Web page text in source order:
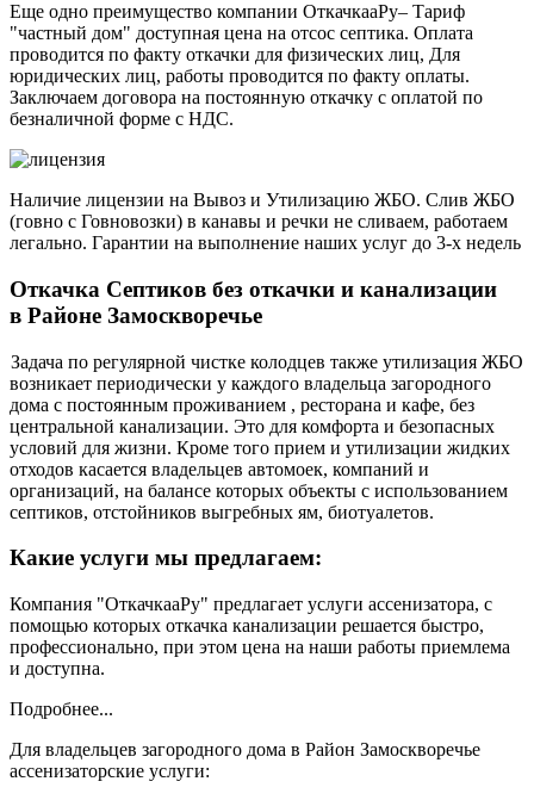
Еще одно преимущество компании ОткачкааРу– Тариф
"частный дом" доступная цена на отсос септика. Оплата
проводится по факту откачки для физических лиц, Для
юридических лиц, работы проводится по факту оплаты.
Заключаем договора на постоянную откачку с оплатой по
безналичной форме с НДС.
Наличие лицензии на Вывоз и Утилизацию ЖБО. Слив ЖБО
(говно с Говновозки) в канавы и речки не сливаем, работаем
легально. Гарантии на выполнение наших услуг до 3-х недель
Откачка Септиков без откачки и канализации
в Районе Замоскворечье
Задача по регулярной чистке колодцев также утилизация ЖБО
возникает периодически у каждого владельца загородного
дома с постоянным проживанием , ресторана и кафе, без
центральной канализации. Это для комфорта и безопасных
условий для жизни. Кроме того прием и утилизации жидких
отходов касается владельцев автомоек, компаний и
организаций, на балансе которых объекты с использованием
септиков, отстойников выгребных ям, биотуалетов.
Какие услуги мы предлагаем:
Компания "ОткачкааРу" предлагает услуги ассенизатора, с
помощью которых откачка канализации решается быстро,
профессионально, при этом цена на наши работы приемлема
и доступна.
Подробнее...
Для владельцев загородного дома в Район Замоскворечье
ассенизаторские услуги: